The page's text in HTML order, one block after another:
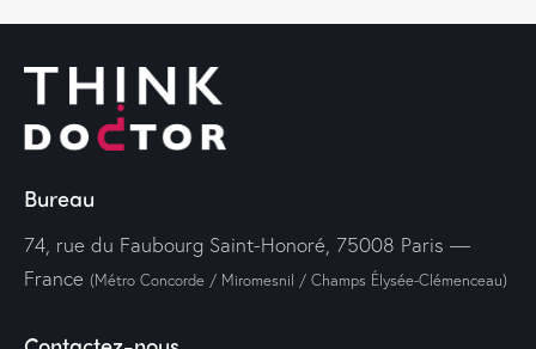
Bureau
74, rue du Faubourg Saint-Honoré, 75008 Paris —
France (Métro Concorde / Miromesnil / Champs Élysée-Clémenceau)